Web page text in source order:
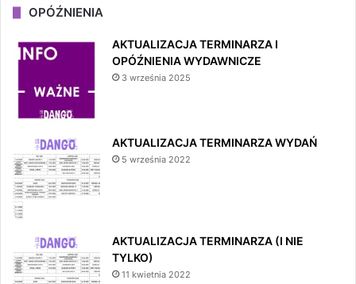
OPÓŹNIENIA
AKTUALIZACJA TERMINARZA I
OPÓŹNIENIA WYDAWNICZE
3 września 2025
AKTUALIZACJA TERMINARZA WYDAŃ
5 września 2022
AKTUALIZACJA TERMINARZA (I NIE
TYLKO)
11 kwietnia 2022